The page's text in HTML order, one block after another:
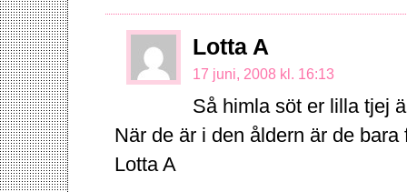
Lotta A
17 juni, 2008 kl. 16:13
Så himla söt er lilla
När de är i den åldern är de bara
Lotta A